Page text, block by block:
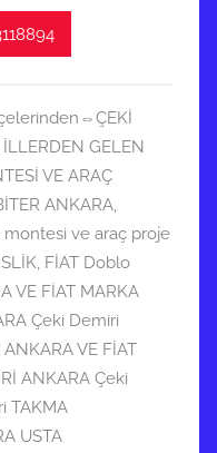
GELEN
VE ARAÇ
ANKARA,
montesi ve araç proje
, FİAT Doblo
VE FİAT MARKA
Çeki Demiri
VE FİAT
ANKARA Çeki
TAKMA
USTA